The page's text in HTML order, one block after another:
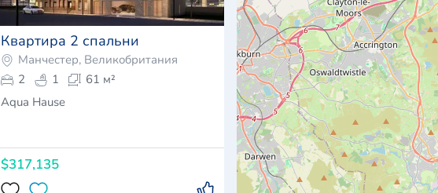
Квартира 2 спальни
Манчестер, Великобритания
2
1
61 м²
Aqua Hause
$317,135